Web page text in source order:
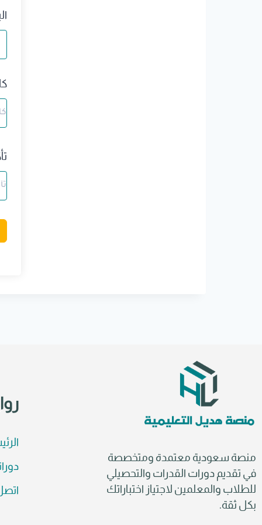
l
:
منصة سعودية معتمدة ومتخصصة
في تقديم دورات القدرات والتحصيلي
للطلاب والمعلمين لاجتياز اختباراتك
بكل ثقة.